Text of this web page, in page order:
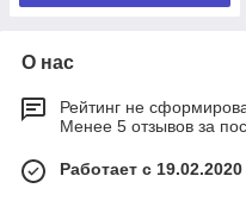
О нас
Рейтинг не
Менее 5 отзывов за
Работает с 19.02.2020